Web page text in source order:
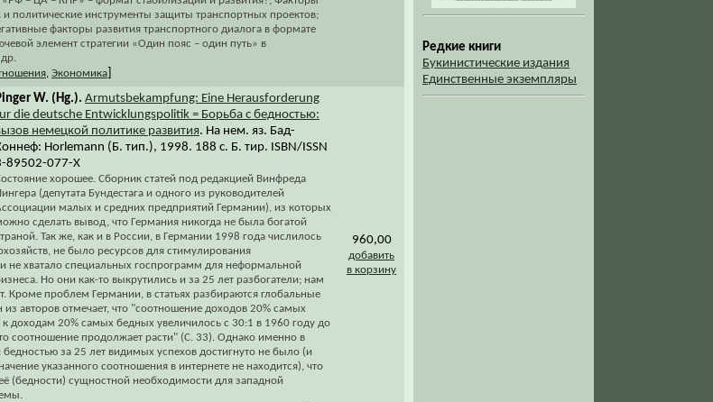
и политические инструменты защиты транспортных проектов;
факторы развития транспортного диалога в формате
элемент стратегии «Один пояс – один путь» в
Экономика
W. (Hg.). Armutsbekampfung: Eine Herausforderung
die deutsche Entwicklungspolitik = Борьба с бедностью:
немецкой политике развития. На нем. яз. Бад-
Horlemann (Б. тип.), 1998. 188 с. Б. тир. ISBN/ISSN
89502-077-Х
хорошее. Сборник статей под редакцией Винфреда
(депутата Бундестага и одного из руководителей
малых и средних предприятий Германии), из которых
сделать вывод, что Германия никогда не была богатой
Так же, как и в России, в Германии 1998 года числилось
не было ресурсов для стимулирования
не хватало специальных госпрограмм для неформальной
Но они как-то выкрутились и за 25 лет разбогатели; нам
Кроме проблем Германии, в статьях разбираются глобальные
авторов отмечает, что "соотношение доходов 20% самых
доходам 20% самых бедных увеличилось с 30:1 в 1960 году до
соотношение продолжает расти" (С. 33). Однако именно в
бедностью за 25 лет видимых успехов достигнуто не было (и
указанного соотношения в интернете не находится), что
(бедности) сущностной необходимости для западной
960,00
добавить
в корзину
Редкие книги
Букинистические издания
Единственные экземпляры